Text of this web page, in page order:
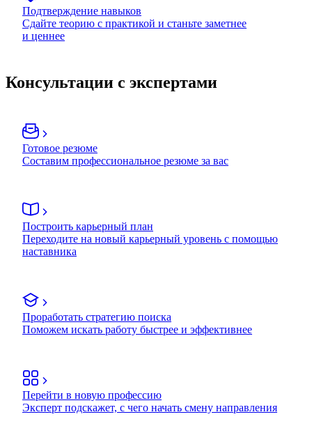
Подтверждение навыков
Сдайте теорию с практикой и станьте заметнее
и ценнее
Консультации с экспертами
Готовое резюме
Составим профессиональное резюме за вас
Построить карьерный план
Переходите на новый карьерный уровень с помощью
наставника
Проработать стратегию поиска
Поможем искать работу быстрее и эффективнее
Перейти в новую профессию
Эксперт подскажет, с чего начать смену направления